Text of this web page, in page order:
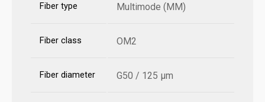
Fiber type Multimode (MM)
Fiber class OM2
Fiber diameter G50 / 125 µm